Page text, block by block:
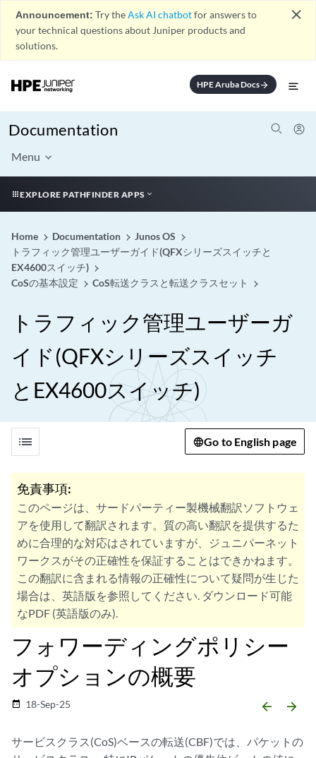
Announcement: Try theAsk AI chatbotfor answers to
your technical questions about Juniper products and
solutions.
close
HPE Aruba Docsarrow_forward
Documentation
Menu
EXPLORE PATHFINDER APPS
Home Documentation
Junos OS
トラフィック管理ユーザーガイド(QFXシリーズスイッチと
EX4600スイッチ)
CoSの基本設定
CoS転送クラスと転送クラスセット
トラフィック管理ユーザーガ
イド(QFXシリーズスイッチ
とEX4600スイッチ)
list Go to English page
免責事項:
このページは、サードパーティー製機械翻訳ソフトウェ
アを使用して翻訳されます。質の高い翻訳を提供するた
めに合理的な対応はされていますが、ジュニパーネット
ワークスがその正確性を保証することはできかねます。
この翻訳に含まれる情報の正確性について疑問が生じた
場合は、英語版を参照してください. ダウンロード可能
なPDF (英語版のみ).
フォワーディングポリシー
オプションの概要
date_range 18-Sep-25 arrow_backward arrow_forward
サービスクラス(CoS)ベースの転送(CBF)では、パケットの